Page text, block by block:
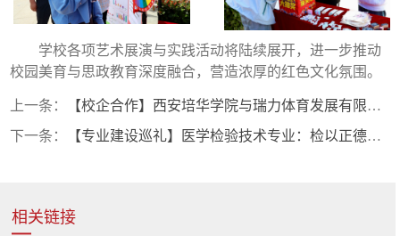
学校各项艺术展演与实践活动将陆续展开，进一步推动
校园美育与思政教育深度融合，营造浓厚的红色文化氛围。
上一条：
【校企合作】西安培华学院与瑞力体育发展有限公司开展合作洽谈会
下一条：
【专业建设巡礼】医学检验技术专业：检以正德，验以求真
相关链接